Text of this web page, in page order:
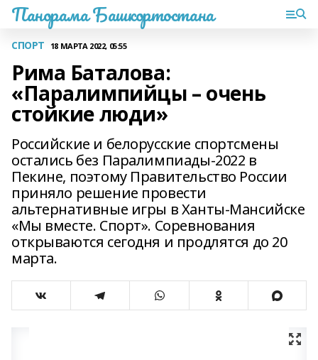
Панорама Башкортостана
СПОРТ 18 МАРТА 2022, 05:55
Рима Баталова:
«Паралимпийцы – очень
стойкие люди»
Российские и белорусские спортсмены
остались без Паралимпиады-2022 в
Пекине, поэтому Правительство России
приняло решение провести
альтернативные игры в Ханты-Мансийске
«Мы вместе. Спорт». Соревнования
открываются сегодня и продлятся до 20
марта.